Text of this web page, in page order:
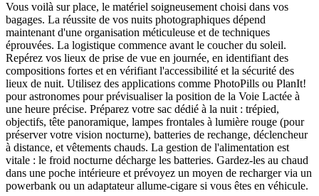
Vous voilà sur place, le matériel soigneusement choisi dans vos
bagages. La réussite de vos nuits photographiques dépend
maintenant d'une organisation méticuleuse et de techniques
éprouvées. La logistique commence avant le coucher du soleil.
Repérez vos lieux de prise de vue en journée, en identifiant des
compositions fortes et en vérifiant l'accessibilité et la sécurité des
lieux de nuit. Utilisez des applications comme PhotoPills ou PlanIt!
pour astronomes pour prévisualiser la position de la Voie Lactée à
une heure précise. Préparez votre sac dédié à la nuit : trépied,
objectifs, tête panoramique, lampes frontales à lumière rouge (pour
préserver votre vision nocturne), batteries de rechange, déclencheur
à distance, et vêtements chauds. La gestion de l'alimentation est
vitale : le froid nocturne décharge les batteries. Gardez-les au chaud
dans une poche intérieure et prévoyez un moyen de recharger via un
powerbank ou un adaptateur allume-cigare si vous êtes en véhicule.